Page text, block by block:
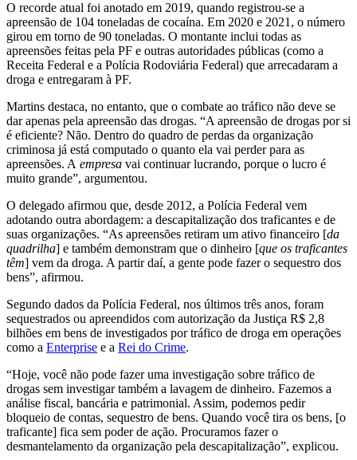
O recorde atual foi anotado em 2019, quando registrou-se a
apreensão de 104 toneladas de cocaína. Em 2020 e 2021, o número
girou em torno de 90 toneladas. O montante inclui todas as
apreensões feitas pela PF e outras autoridades públicas (como a
Receita Federal e a Polícia Rodoviária Federal) que arrecadaram a
droga e entregaram à PF.
Martins destaca, no entanto, que o combate ao tráfico não deve se
dar apenas pela apreensão das drogas. “A apreensão de drogas por si
é eficiente? Não. Dentro do quadro de perdas da organização
criminosa já está computado o quanto ela vai perder para as
apreensões. A empresa vai continuar lucrando, porque o lucro é
muito grande”, argumentou.
O delegado afirmou que, desde 2012, a Polícia Federal vem
adotando outra abordagem: a descapitalização dos traficantes e de
suas organizações. “As apreensões retiram um ativo financeiro [da
quadrilha] e também demonstram que o dinheiro [que os traficantes
têm] vem da droga. A partir daí, a gente pode fazer o sequestro dos
bens”, afirmou.
Segundo dados da Polícia Federal, nos últimos três anos, foram
sequestrados ou apreendidos com autorização da Justiça R$ 2,8
bilhões em bens de investigados por tráfico de droga em operações
como a Enterprise e a Rei do Crime.
“Hoje, você não pode fazer uma investigação sobre tráfico de
drogas sem investigar também a lavagem de dinheiro. Fazemos a
análise fiscal, bancária e patrimonial. Assim, podemos pedir
bloqueio de contas, sequestro de bens. Quando você tira os bens, [o
traficante] fica sem poder de ação. Procuramos fazer o
desmantelamento da organização pela descapitalização”, explicou.